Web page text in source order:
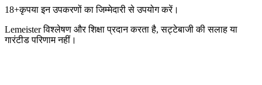
18+कृपया इन उपकरणों का जिम्मेदारी से उपयोग करें।
Lemeister विश्लेषण और शिक्षा प्रदान करता है, सट्टेबाजी की सलाह या
गारंटीड परिणाम नहीं।